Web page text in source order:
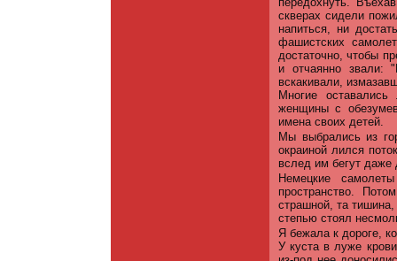
скверах сидели
напиться, ни
фашистских
достаточно, чтобы
и отчаянно звали:
вскакивали,
Многие
женщины с
имена своих детей.
Мы выбрались из
окраиной лился
вслед им бегут даже
Немецкие
пространство.
страшной, та
степью стоял
Я бежала к дороге,
У куста в луже